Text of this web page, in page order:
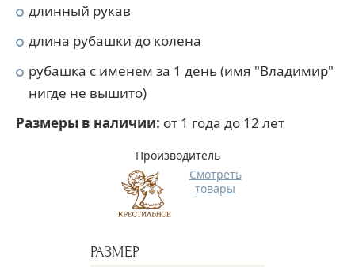
длинный рукав
длина рубашки до колена
рубашка с именем за 1 день (имя "Владимир"
нигде не вышито)
Размеры в наличии: от 1 года до 12 лет
Производитель
Смотреть
товары
РАЗМЕР